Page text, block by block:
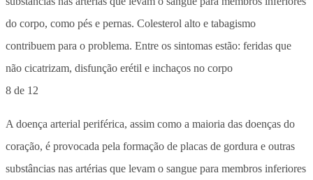
8 de 12
A doença arterial periférica, assim como a maioria das doenças do
coração, é provocada pela formação de placas de gordura e outras
substâncias nas artérias que levam o sangue para membros inferiores